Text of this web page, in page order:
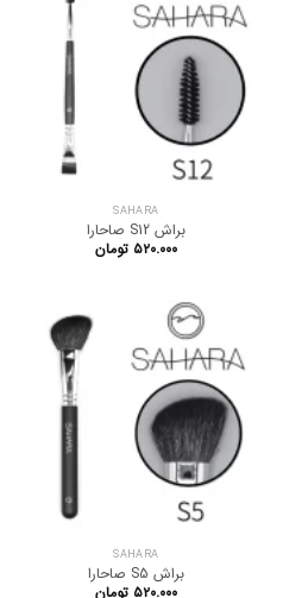
SAHARA
براش S12 صاحارا
۵۲۰.۰۰۰ تومان
SAHARA
براش S5 صاحارا
۵۲۰.۰۰۰ تومان